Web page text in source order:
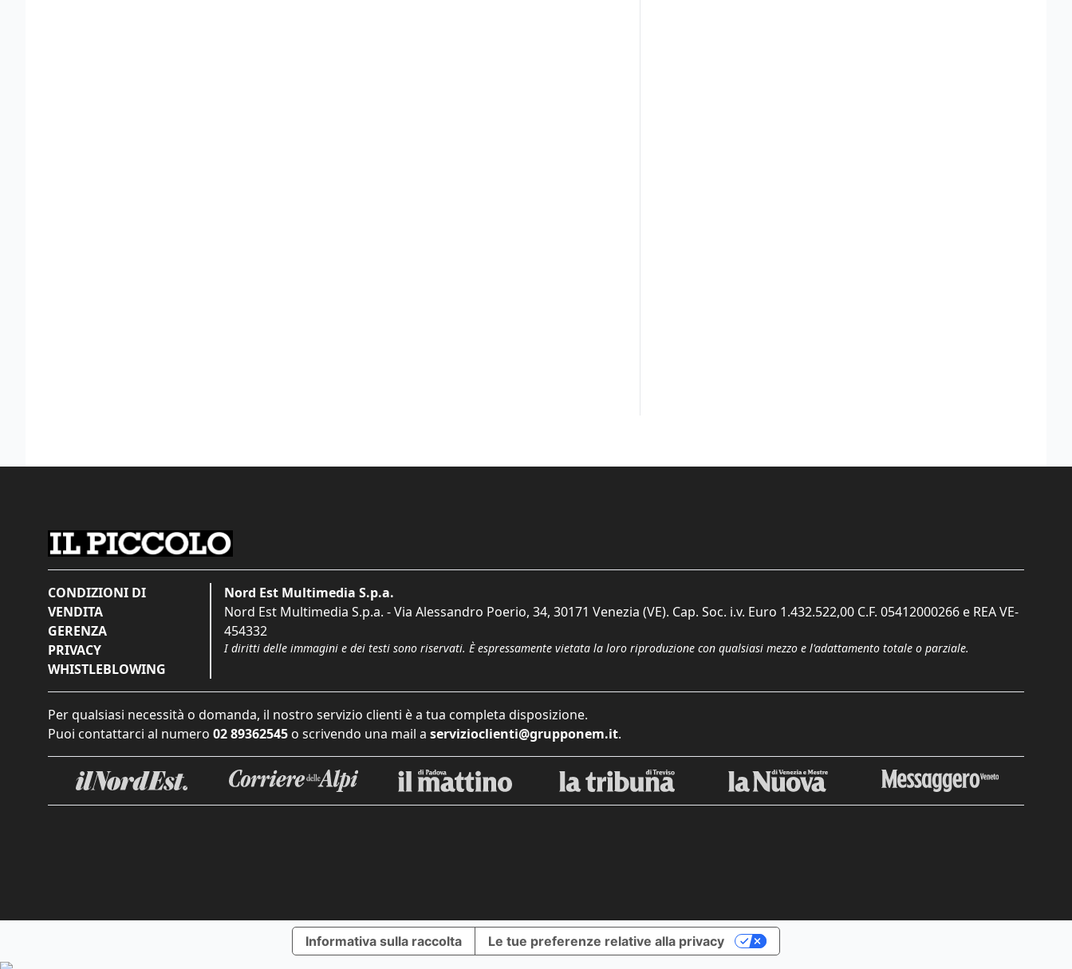
CONDIZIONI DI
VENDITA
GERENZA
PRIVACY
WHISTLEBLOWING
Nord Est Multimedia S.p.a.
Nord Est Multimedia S.p.a. - Via Alessandro Poerio, 34, 30171 Venezia (VE). Cap. Soc. i.v. Euro 1.432.522,00 C.F. 05412000266 e REA VE-
454332
I diritti delle immagini e dei testi sono riservati. È espressamente vietata la loro riproduzione con qualsiasi mezzo e l'adattamento totale o parziale.
Per qualsiasi necessità o domanda, il nostro servizio clienti è a tua completa disposizione.
Puoi contattarci al numero 02 89362545 o scrivendo una mail a servizioclienti@grupponem.it.
Informativa sulla raccolta Le tue preferenze relative alla privacy